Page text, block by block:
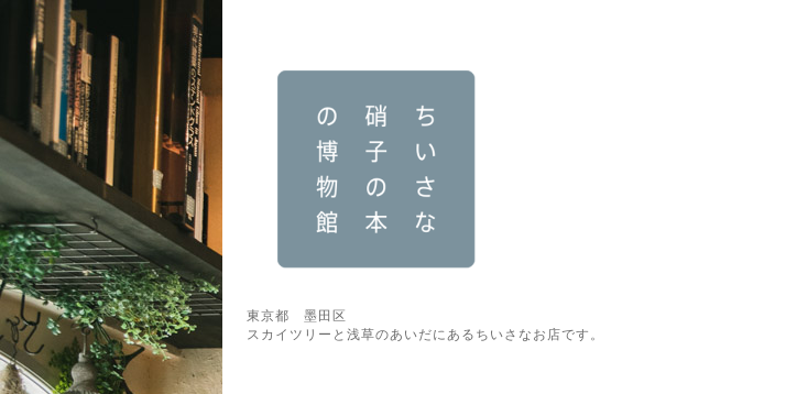
東京都 墨田区
スカイツリーと浅草のあいだにあるちいさなお店です。